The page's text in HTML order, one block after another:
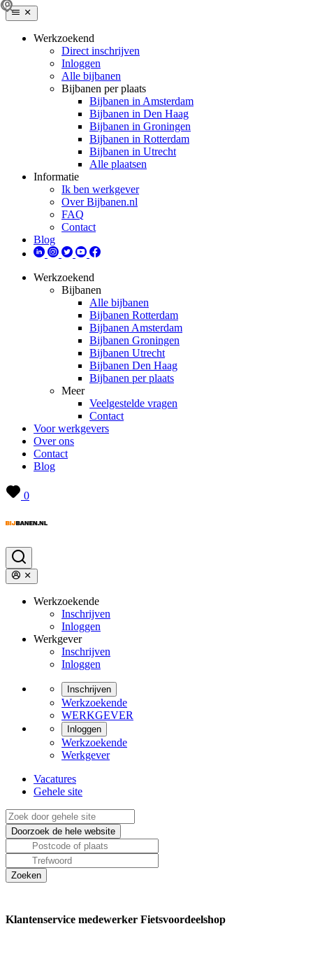
Werkzoekend
Direct inschrijven
Inloggen
Alle bijbanen
Bijbanen per plaats
Bijbanen in Amsterdam
Bijbanen in Den Haag
Bijbanen in Groningen
Bijbanen in Rotterdam
Bijbanen in Utrecht
Alle plaatsen
Informatie
Ik ben werkgever
Over Bijbanen.nl
FAQ
Contact
Blog
Werkzoekend
Bijbanen
Alle bijbanen
Bijbanen Rotterdam
Bijbanen Amsterdam
Bijbanen Groningen
Bijbanen Utrecht
Bijbanen Den Haag
Bijbanen per plaats
Meer
Veelgestelde vragen
Contact
Voor werkgevers
Over ons
Contact
Blog
0
Werkzoekende
Inschrijven
Inloggen
Werkgever
Inschrijven
Inloggen
Inschrijven
Werkzoekende
WERKGEVER
Inloggen
Werkzoekende
Werkgever
Vacatures
Gehele site
Klantenservice medewerker Fietsvoordeelshop